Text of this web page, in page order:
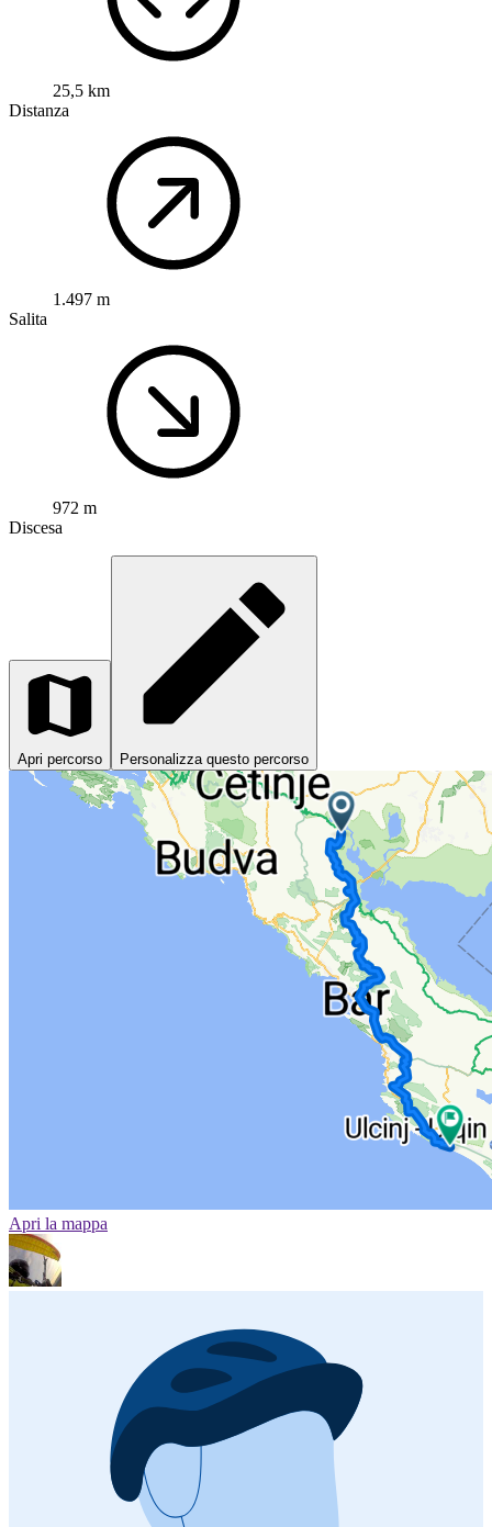
25,5 km
Distanza
1.497 m
Salita
972 m
Discesa
Apri percorso Personalizza questo percorso
Apri la mappa